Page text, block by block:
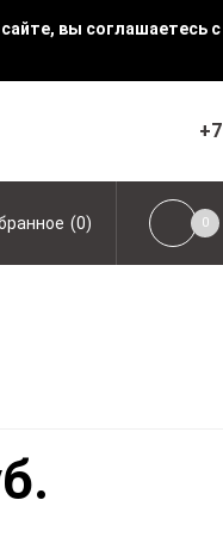
вы соглашаетесь
(0) 0